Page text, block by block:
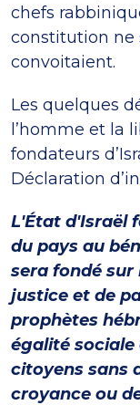
chefs
constitution ne
convoitaient.
Les quelques
l’homme et la
fondateurs
Déclaration
L'État d'Israël
du pays au
sera fondé sur
justice et de
prophètes
égalité sociale
citoyens sans
croyance ou